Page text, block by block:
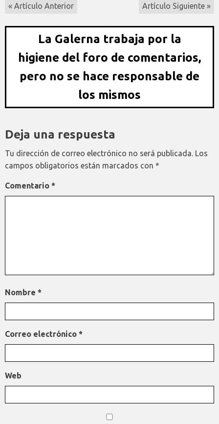
« Artículo Anterior Artículo Siguiente »
La Galerna trabaja por la
higiene del foro de comentarios,
pero no se hace responsable de
los mismos
Deja una respuesta
Tu dirección de correo electrónico no será publicada. Los
campos obligatorios están marcados con *
Comentario *
Nombre *
Correo electrónico *
Web